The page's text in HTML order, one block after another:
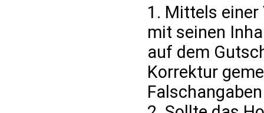
1. Mittels
mit seinen
auf dem
Korrektur